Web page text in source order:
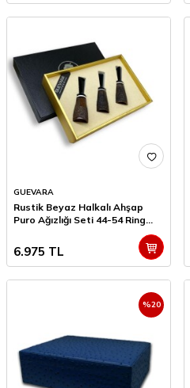
GUEVARA
Rustik Beyaz Halkalı Ahşap
Puro Ağızlığı Seti 44-54 Ring
6.975 TL
%20